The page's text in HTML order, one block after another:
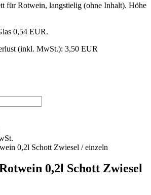
für Rotwein, langstielig (ohne Inhalt). Höhe
0,54 EUR.
(inkl. MwSt.): 3,50 EUR
0,2l Schott Zwiesel